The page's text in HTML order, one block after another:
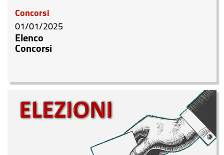
Concorsi
01/01/2025
Elenco
Concorsi